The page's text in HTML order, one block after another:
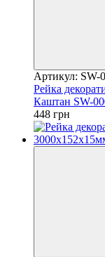
Артикул: SW-
Рейка
Каштан SW-
448 грн